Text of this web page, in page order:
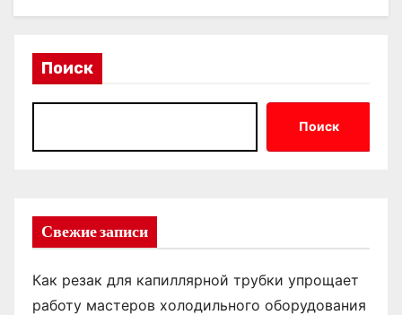
Поиск
Поиск
Свежие записи
Как резак для капиллярной трубки упрощает
работу мастеров холодильного оборудования